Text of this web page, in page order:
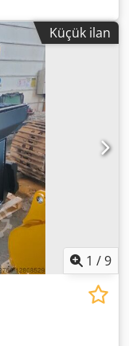
kabin, palet
Üretim Yılı:
2,2
yüksekliği 56 kW
198 cm yüksekliğe
En Iefx
sistemi - Çatal
çeker - 3 farklı
görüş kamerası
olan
- İyi durumda
dahil Satış
da
kova veya yeni
Küçük ilan
1 /9